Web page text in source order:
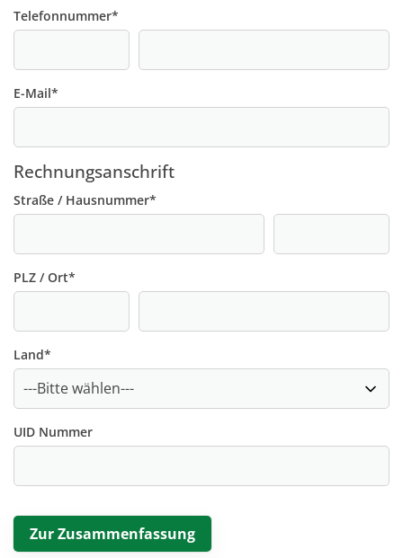
Telefonnummer*
E-Mail*
Rechnungsanschrift
Straße / Hausnummer*
PLZ / Ort*
Land*
UID Nummer